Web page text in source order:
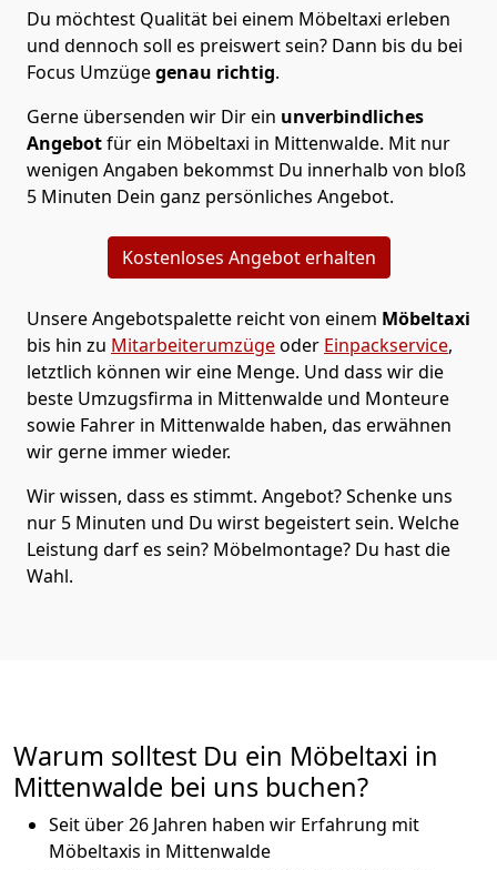
Du möchtest Qualität bei einem Möbeltaxi erleben
und dennoch soll es preiswert sein? Dann bis du bei
Focus Umzügegenau richtig.
Gerne übersenden wir Dir ein unverbindliches
Angebotfür ein Möbeltaxi in Mittenwalde. Mit nur
wenigen Angaben bekommst Du innerhalb von bloß
5 Minuten Dein ganz persönliches Angebot.
Kostenloses Angebot erhalten
Unsere Angebotspalette reicht von einem Möbeltaxi
bis hin zu Mitarbeiterumzügeoder Einpackservice,
letztlich können wir eine Menge. Und dass wir die
beste Umzugsfirma in Mittenwalde und Monteure
sowie Fahrer in Mittenwalde haben, das erwähnen
wir gerne immer wieder.
Wir wissen, dass es stimmt. Angebot? Schenke uns
nur 5 Minuten und Du wirst begeistert sein. Welche
Leistung darf es sein? Möbelmontage? Du hast die
Wahl.
Warum solltest Du ein Möbeltaxi in
Mittenwalde bei uns buchen?
Seit über 26 Jahren haben wir Erfahrung mit
Möbeltaxis in Mittenwalde